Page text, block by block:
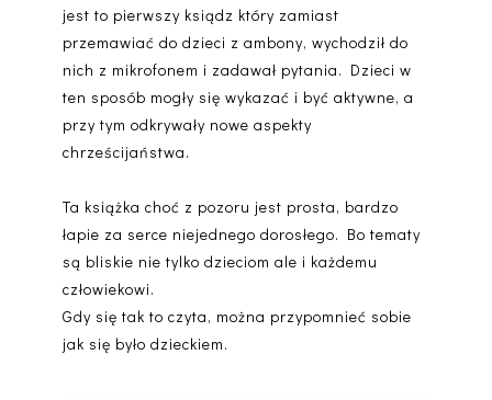
jest to pierwszy ksiądz który zamiast
przemawiać do dzieci z ambony, wychodził do
nich z mikrofonem i zadawał pytania. Dzieci w
ten sposób mogły się wykazać i być aktywne, a
przy tym odkrywały nowe aspekty
chrześcijaństwa.
Ta książka choć z pozoru jest prosta, bardzo
łapie za serce niejednego dorosłego. Bo tematy
są bliskie nie tylko dzieciom ale i każdemu
człowiekowi.
Gdy się tak to czyta, można przypomnieć sobie
jak się było dzieckiem.